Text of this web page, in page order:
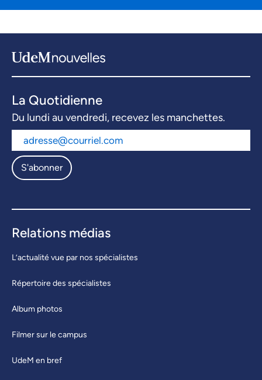
La Quotidienne
Du lundi au vendredi, recevez les manchettes.
S'abonner
Relations médias
L’actualité vue par nos spécialistes
Répertoire des spécialistes
Album photos
Filmer sur le campus
UdeM en bref